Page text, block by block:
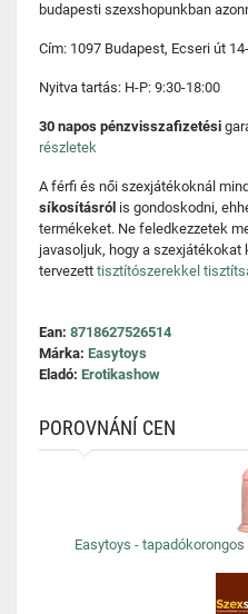
budapesti szexshopunkban
Cím: 1097 Budapest, Ecseri út
Nyitva tartás: H-P: 9:30-18:00
30 napos pénzvisszafizetési
részletek
A férfi és női szexjátékoknál
síkosításról is gondoskodni,
termékeket. Ne feledkezzetek
javasoljuk, hogy a szexjátékokat
tervezett tisztítószerekkel
Ean: 8718627526514
Márka: Easytoys
Eladó: Erotikashow
POROVNÁNÍ CEN
Easytoys -